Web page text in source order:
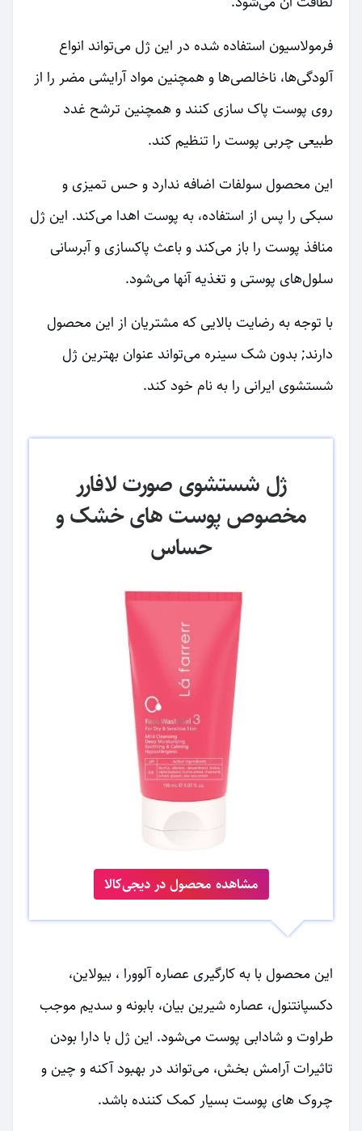
فرمولاسیون استفاده شده در این ژل می‌تواند انواع
آلودگی‌ها، ناخالصی‌ها و همچنین مواد آرایشی مضر را از
روی پوست پاک سازی کنند و همچنین ترشح غدد
طبیعی چربی پوست را تنظیم کند.
این محصول سولفات اضافه ندارد و حس تمیزی و
سبکی را پس از استفاده، به پوست اهدا می‌کند. این ژل
منافذ پوست را باز می‌کند و باعث پاکسازی و آبرسانی
سلول‌های پوستی و تغذیه آنها می‌شود.
با توجه به رضایت بالایی که مشتریان از این محصول
دارند; بدون شک سینره می‌تواند عنوان بهترین ژل
شستشوی ایرانی را به نام خود کند.
ژل شستشوی صورت لافارر
مخصوص پوست های خشک و
حساس
مشاهده محصول در دیجی‌کالا
این محصول با به کارگیری عصاره آلوورا ، بیولاین،
دکسپانتنول، عصاره شیرین بیان، بابونه و سدیم موجب
طراوت و شادابی پوست می‌شود. این ژل با دارا بودن
تاثیرات آرامش بخش، می‌تواند در بهبود آکنه و چین و
چروک های پوست بسیار کمک کننده باشد.